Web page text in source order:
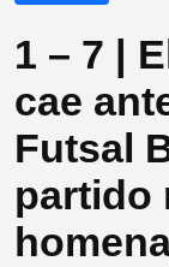
1 – 7 |
cae
Futsal
partido